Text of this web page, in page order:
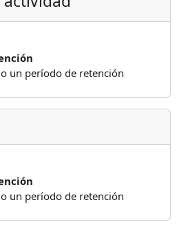
un período de retención
un período de retención